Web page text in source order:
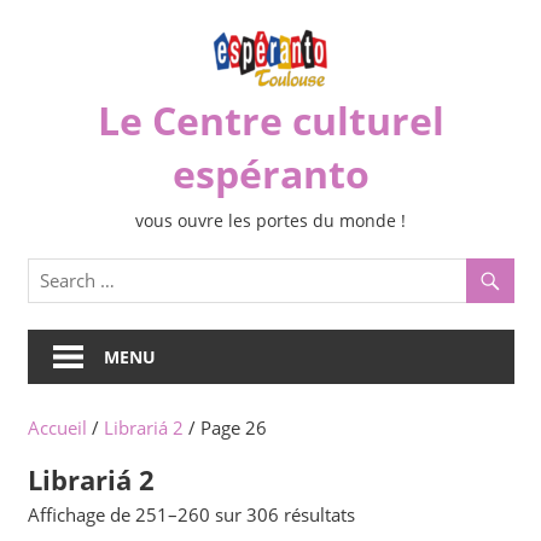
Le Centre culturel
espéranto
vous ouvre les portes du monde !
MENU
Accueil / Librariá 2 / Page 26
Librariá 2
Affichage de 251–260 sur 306 résultatsTrié